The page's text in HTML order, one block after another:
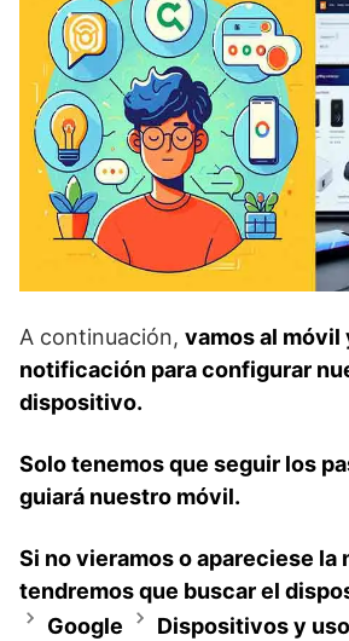
A continuación, vamos al móvil
notificación para configurar
dispositivo.
Solo tenemos que seguir los
guiará nuestro móvil.
Si no vieramos o apareciese
tendremos que buscar el
Google
Dispositivos y